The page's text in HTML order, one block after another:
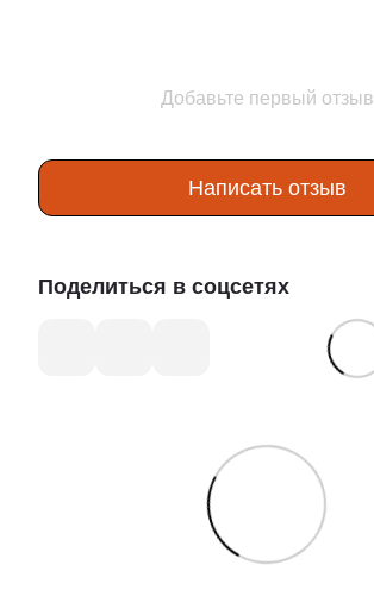
Добавьте первый отзыв
Написать отзыв
Поделиться в соцсетях